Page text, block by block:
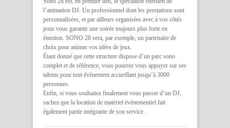
l’animation DJ. Un professionnel dont les prestations sont
personnalisées, et par ailleurs organisées avec à vos côtés
pour vous garantir une soirée toujours plus forte en
émotion. SONO 28 sera, par exemple, un partenaire de
choix pour animer vos idées de jeux.
Étant donné que cette structure dispose d’un parc sono
complet et de référence, vous pourrez vous appuyer sur ses
talents pour tout évènement accueillant jusqu’à 3000
personnes.
Enfin, si vous souhaitez finalement vous passer d’un DJ,
sachez que la location de matériel évènementiel fait
également partie intégrante de son service.